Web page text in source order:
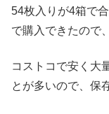
54枚入りが4箱で
で購入できたので
コストコで安く大
とが多いので、保